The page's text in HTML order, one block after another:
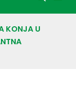
KONJA U